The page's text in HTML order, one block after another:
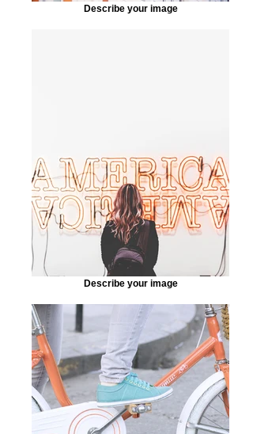
Describe your image
Describe your image